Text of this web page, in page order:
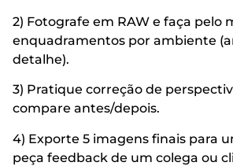
2) Fotografe em RAW e faça pelo
enquadramentos por ambiente
detalhe).
3) Pratique correção de
compare antes/depois.
4) Exporte 5 imagens finais para
peça feedback de um colega ou